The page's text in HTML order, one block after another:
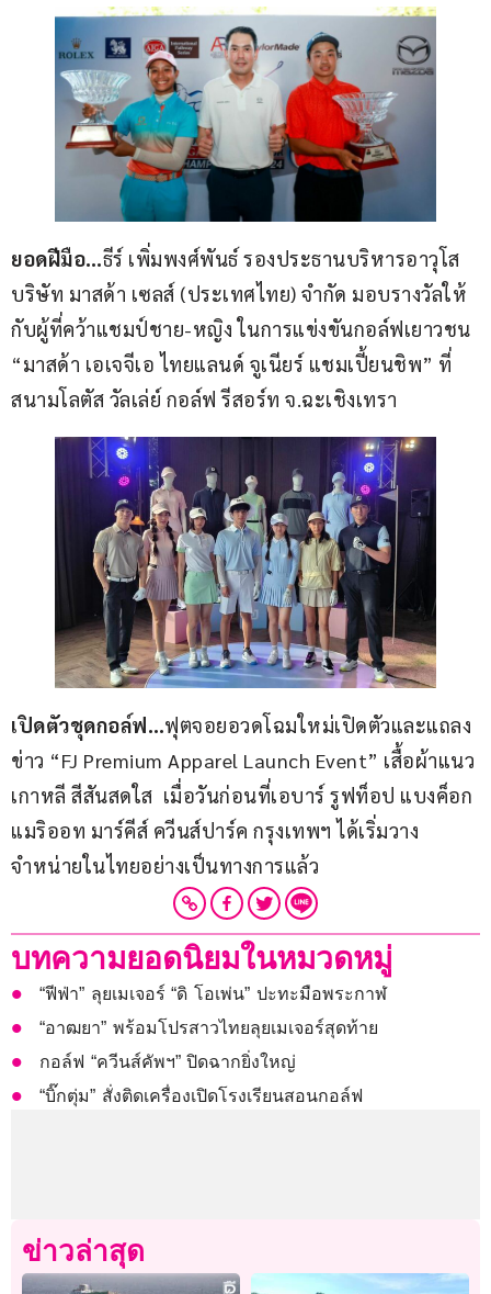
ยอดฝีมือ…ธีร์ เพิ่มพงศ์พันธ์ รองประธานบริหารอาวุโส
บริษัท มาสด้า เซลส์ (ประเทศไทย) จำกัด มอบรางวัลให้
กับผู้ที่คว้าแชมป์ชาย-หญิง ในการแข่งขันกอล์ฟเยาวชน
“มาสด้า เอเจจีเอ ไทยแลนด์ จูเนียร์ แชมเปี้ยนชิพ” ที่
สนามโลตัส วัลเล่ย์ กอล์ฟ รีสอร์ท จ.ฉะเชิงเทรา
เปิดตัวชุดกอล์ฟ…ฟุตจอยอวดโฉมใหม่เปิดตัวและแถลง
ข่าว “FJ Premium Apparel Launch Event” เสื้อผ้าแนว
เกาหลี สีสันสดใส  เมื่อวันก่อนที่เอบาร์ รูฟท็อป แบงค็อก
แมริออท มาร์คีส์ ควีนส์ปาร์ค กรุงเทพฯ ได้เริ่มวาง
จำหน่ายในไทยอย่างเป็นทางการแล้ว
บทความยอดนิยมในหมวดหมู่
“ฟีฟ่า” ลุยเมเจอร์ “ดิ โอเพ่น” ปะทะมือพระกาฬ
“อาฒยา” พร้อมโปรสาวไทยลุยเมเจอร์สุดท้าย
กอล์ฟ “ควีนส์คัพฯ” ปิดฉากยิ่งใหญ่
“บิ๊กตุ่ม” สั่งติดเครื่องเปิดโรงเรียนสอนกอล์ฟ
ข่าวล่าสุด